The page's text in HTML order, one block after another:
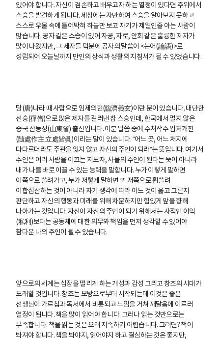
있어야 합니다. 자신이 겸손하고 배우고자 하는 열정이 있다면 주위에서
스승을 발견하게 됩니다. 세상에는 자만하여 스승을 알아보지 못하고
스스로 우물 속에 틀어박혀 하늘만 보고 자기가 제일인줄 아는 사람이
많습니다. 공자 같은 스승이 있어 자공, 자로, 안회 같은 훌륭한 제자가
많이 나왔지만, 그 제자들 덕분에 공자의 말씀이 <논어(論語)>로
성립되어 오늘날까지 만인의 상식과 생활의 지침서가 될 수 있었습니다.
당(唐)나라 때 사람으로 임제의현(臨濟義玄)이란 분이 있습니다. 대단한
선승(禪僧)으로 많은 제자를 길러낸 참 스승인데, 한국에서 멀지 않은
중국 산둥성(山東省) 출신입니다. 이분 말씀 중에 수처작주 입처개진
(隨處作主 立處皆眞)이라는 말이 있습니다. “어느 곳, 어느 처지에
다다르더라도 주관을 잃지 않고 자신의 주인이 되라”는 뜻입니다. 여기서
주인은 여러 사람을 이끄는 지도자, 사물의 주인이 된다는 뜻이 아니라
내가 나를 바로 이끌 수 있는 능력을 말합니다. 누가 이렇게 말하면
이쪽으로 쓸려가고, 누가 저렇게 말하면 또 저쪽으로 휩쓸려
이합집산하는 것이 아니라 자기 생각에 따라 어느 것이 옳고 그른지
판단하고 자신의 행동과 미래를 위해 차분하지만 힘있게 앞을 향해
나아가는 것입니다. 자신이 자신의 주인이 되기 위해서는 사적인 이익
(私利)보다는 공동체에 대한 의무와 책임을 먼저 생각할 수 있어야
참다운 나의 주인이 될 수 있습니다.
앞으로의 세계는 심장을 떨리게 하는 개성과 감성 그리고 창조의 시대가
도래할 것입니다. 창조는 모방으로부터 시작되는데 이것은 좋은
선생님이 가르침과 독서에서 비롯되고 느낌을 거쳐 깨달음에 이르러
열정이 됩니다. 책을 많이 읽어야 합니다. 그러나 읽는 것만으로는
부족합니다. 책을 읽는 것은 오래 지속하기 어렵습니다. 그러면? 책이
봐져야 합니다. 책을 봐야지, 읽어야지 하고 결심하는 것은 좋지만,